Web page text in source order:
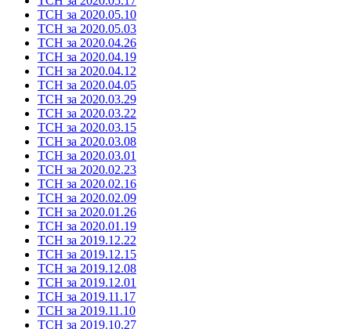
ТСН за 2020.05.10
ТСН за 2020.05.03
ТСН за 2020.04.26
ТСН за 2020.04.19
ТСН за 2020.04.12
ТСН за 2020.04.05
ТСН за 2020.03.29
ТСН за 2020.03.22
ТСН за 2020.03.15
ТСН за 2020.03.08
ТСН за 2020.03.01
ТСН за 2020.02.23
ТСН за 2020.02.16
ТСН за 2020.02.09
ТСН за 2020.01.26
ТСН за 2020.01.19
ТСН за 2019.12.22
ТСН за 2019.12.15
ТСН за 2019.12.08
ТСН за 2019.12.01
ТСН за 2019.11.17
ТСН за 2019.11.10
ТСН за 2019.10.27